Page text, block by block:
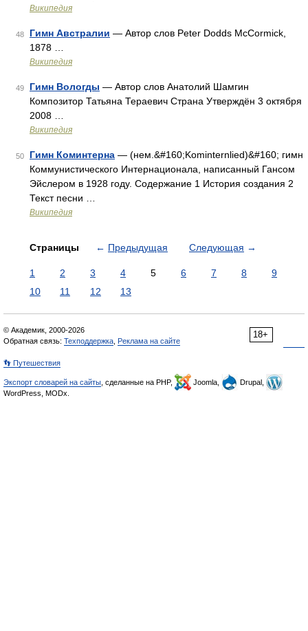
Википедия
48 Гимн Австралии — Автор слов Peter Dodds McCormick,
1878 …
Википедия
49 Гимн Вологды — Автор слов Анатолий Шамгин
Композитор Татьяна Тераевич Страна Утверждён 3 октября
2008 …
Википедия
50 Гимн Коминтерна — (нем.&#160;Kominternlied)&#160; гимн
Коммунистического Интернационала, написанный Гансом
Эйслером в 1928 году. Содержание 1 История создания 2
Текст песни …
Википедия
Страницы ← Предыдущая Следующая →
1 2 3 4 5 6 7 8
9
10
11 12 13
18+
© Академик, 2000-2026
Обратная связь: Техподдержка Реклама на сайте
👣 Путешествия
Экспорт словарей на сайты , сделанные на PHP, Joomla,
Drupal,
WordPress, MODx.